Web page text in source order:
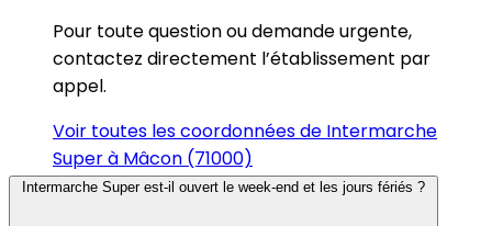
Pour toute question ou demande urgente,
contactez directement l’établissement par
appel.
Voir toutes les coordonnées de Intermarche
Super à Mâcon (71000)
Intermarche Super est-il ouvert le week-end et les jours fériés ?